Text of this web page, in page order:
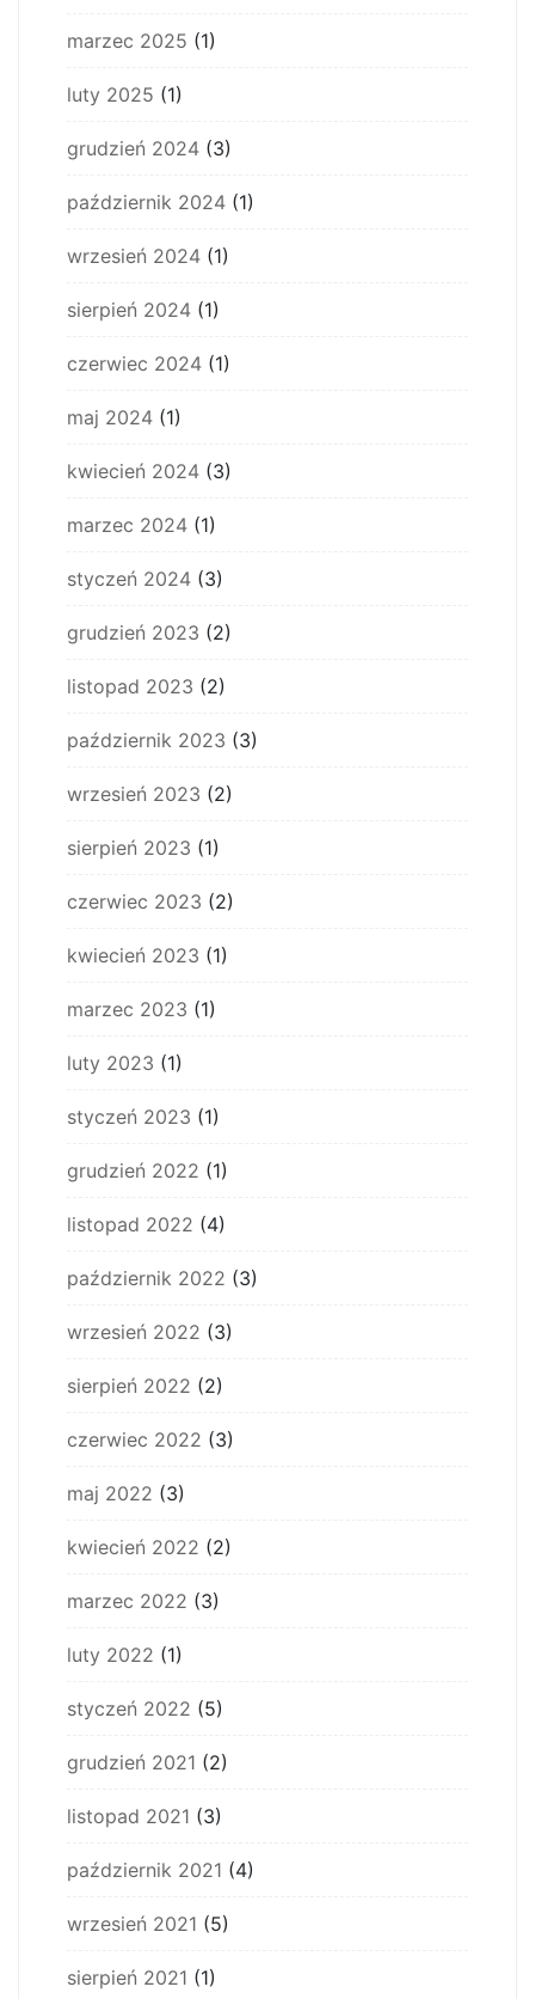
marzec 2025 (1)
luty 2025 (1)
grudzień 2024 (3)
październik 2024 (1)
wrzesień 2024 (1)
sierpień 2024 (1)
czerwiec 2024 (1)
maj 2024 (1)
kwiecień 2024 (3)
marzec 2024 (1)
styczeń 2024 (3)
grudzień 2023 (2)
listopad 2023 (2)
październik 2023 (3)
wrzesień 2023 (2)
sierpień 2023 (1)
czerwiec 2023 (2)
kwiecień 2023 (1)
marzec 2023 (1)
luty 2023 (1)
styczeń 2023 (1)
grudzień 2022 (1)
listopad 2022 (4)
październik 2022 (3)
wrzesień 2022 (3)
sierpień 2022 (2)
czerwiec 2022 (3)
maj 2022 (3)
kwiecień 2022 (2)
marzec 2022 (3)
luty 2022 (1)
styczeń 2022 (5)
grudzień 2021 (2)
listopad 2021 (3)
październik 2021 (4)
wrzesień 2021 (5)
sierpień 2021 (1)